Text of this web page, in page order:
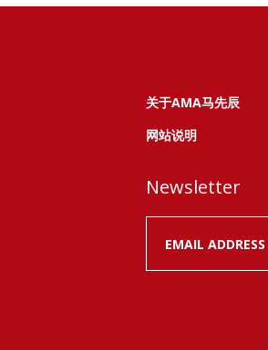
关于AMA马先辰
网站说明
Newsletter